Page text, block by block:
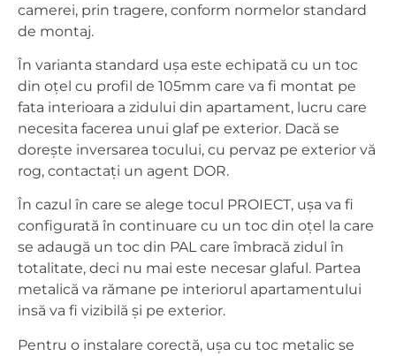
camerei, prin tragere, conform normelor standard
de montaj.
În varianta standard ușa este echipată cu un toc
din oțel cu profil de 105mm care va fi montat pe
fata interioara a zidului din apartament, lucru care
necesita facerea unui glaf pe exterior. Dacă se
dorește inversarea tocului, cu pervaz pe exterior vă
rog, contactați un agent DOR.
În cazul în care se alege tocul PROIECT, ușa va fi
configurată în continuare cu un toc din oțel la care
se adaugă un toc din PAL care îmbracă zidul în
totalitate, deci nu mai este necesar glaful. Partea
metalică va rămane pe interiorul apartamentului
insă va fi vizibilă și pe exterior.
Pentru o instalare corectă, ușa cu toc metalic se